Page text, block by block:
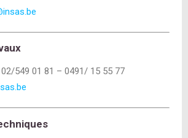
549 01 81 – 0491/ 15 55 77